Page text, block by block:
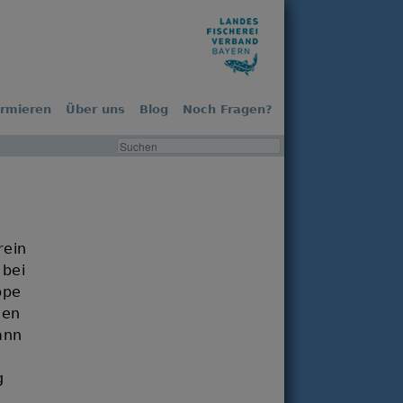
Über uns Blog Noch Fragen?